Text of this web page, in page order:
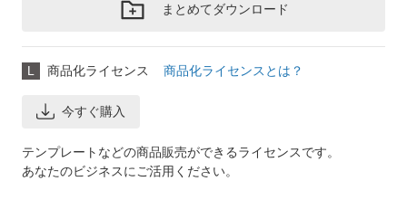
まとめてダウンロード
L 商品化ライセンス 商品化ライセンスとは？
今すぐ購入
テンプレートなどの商品販売ができるライセンスです。
あなたのビジネスにご活用ください。